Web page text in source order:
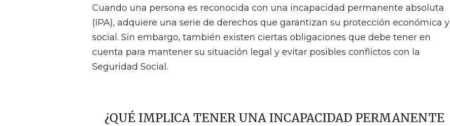
Cuando una persona es reconocida con una incapacidad permanente absoluta
(IPA), adquiere una serie de derechos que garantizan su protección económica y
social. Sin embargo, también existen ciertas obligaciones que debe tener en
cuenta para mantener su situación legal y evitar posibles conflictos con la
Seguridad Social.
¿QUÉ IMPLICA TENER UNA INCAPACIDAD PERMANENTE